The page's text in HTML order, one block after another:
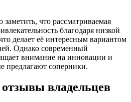
что рассматриваемая
благодаря низкой
делает её интересным вариантом
Однако современный
внимание на инновации и
предлагают соперники.
владельцев